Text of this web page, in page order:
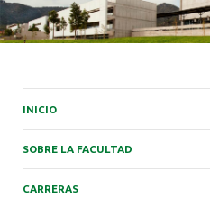
INICIO
SOBRE LA FACULTAD
CARRERAS